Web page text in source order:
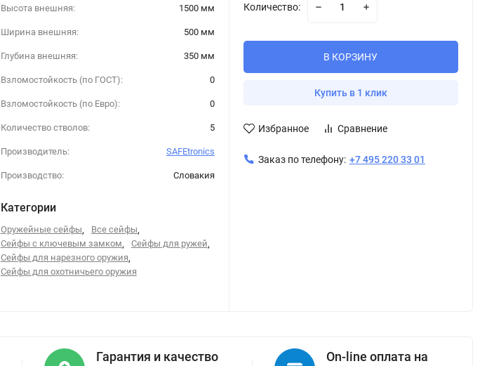
Высота внешняя: 1500 мм
Ширина внешняя: 500 мм
Глубина внешняя: 350 мм
Взломостойкость (по ГОСТ): 0
Взломостойкость (по Евро): 0
Количество стволов: 5
Производитель: SAFEtronics
Производство: Словакия
Категории
Оружейные сейфы, Все сейфы,
Сейфы с ключевым замком, Сейфы для ружей,
Сейфы для нарезного оружия,
Сейфы для охотничьего оружия
Количество:
В КОРЗИНУ
Купить в 1 клик
Избранное Сравнение
Заказ по телефону: +7 495 220 33 01
Гарантия и качество
On-line оплата на